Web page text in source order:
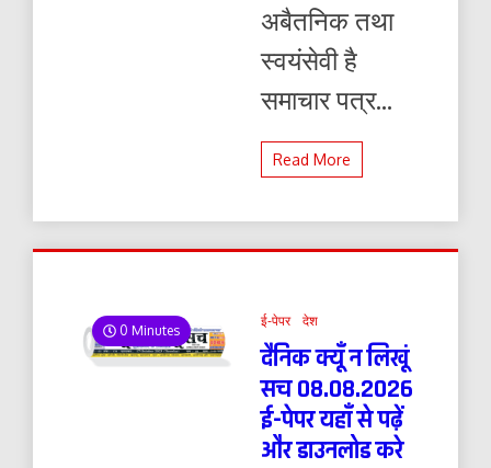
अबैतनिक तथा
स्वयंसेवी है
समाचार पत्र...
Read More
0 Minutes
ई-पेपर देश
दैनिक क्यूँ न लिखूं
सच 08.08.2026
ई-पेपर यहाँ से पढ़ें
और डाउनलोड करे